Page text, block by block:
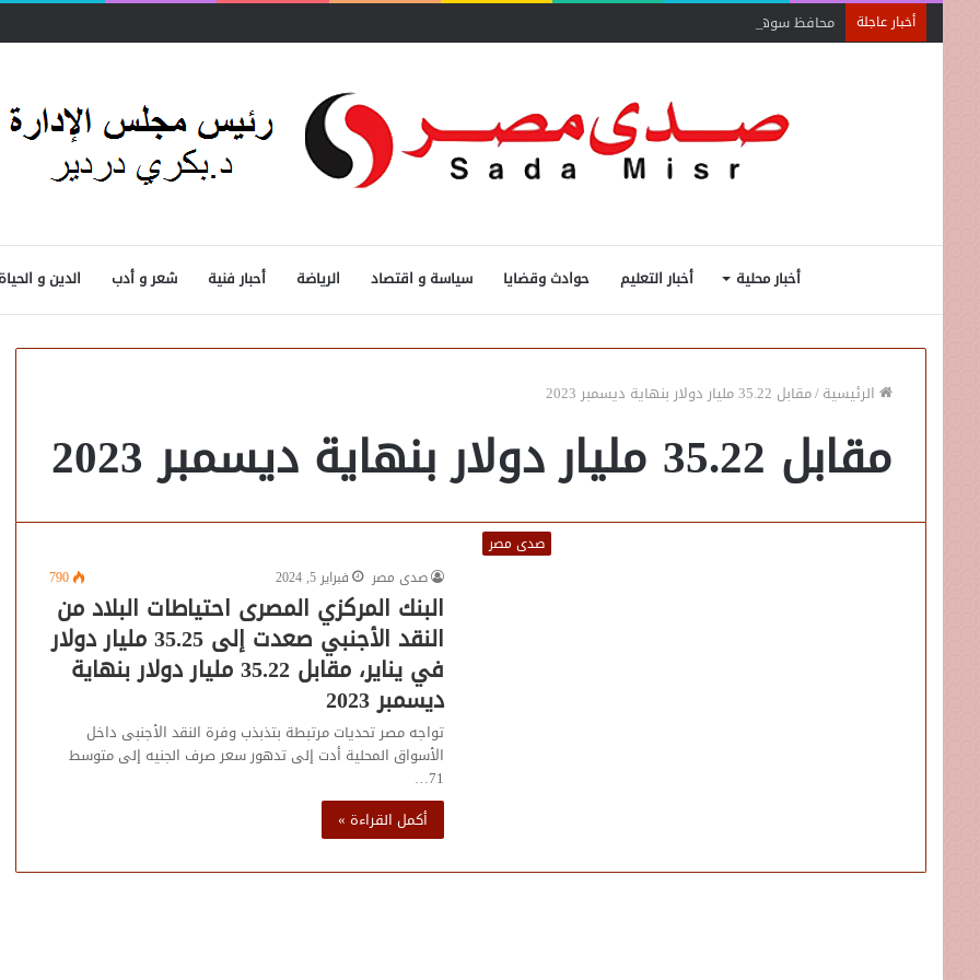
أخبار عاجلة محافظ سوهاج يشدد على الإزالة الفورية
أخبار محلية أخبار التعليم حوادث وقضايا سياسة و اقتصاد الرياضة أحبار فنية شعر و أدب الدين و الحياة
الرئيسية/مقابل 35.22 مليار دولار بنهاية ديسمبر 2023
مقابل 35.22 مليار دولار بنهاية ديسمبر 2023
صدى مصر
صدى مصر
فبراير 5, 2024 790
البنك المركزي المصرى احتياطات البلاد من
النقد الأجنبي صعدت إلى 35.25 مليار دولار
في يناير، مقابل 35.22 مليار دولار بنهاية
ديسمبر 2023
تواجه مصر تحديات مرتبطة بتذبذب وفرة النقد الأجنبى داخل
الأسواق المحلية أدت إلى تدهور سعر صرف الجنيه إلى متوسط
71…
أكمل القراءة »